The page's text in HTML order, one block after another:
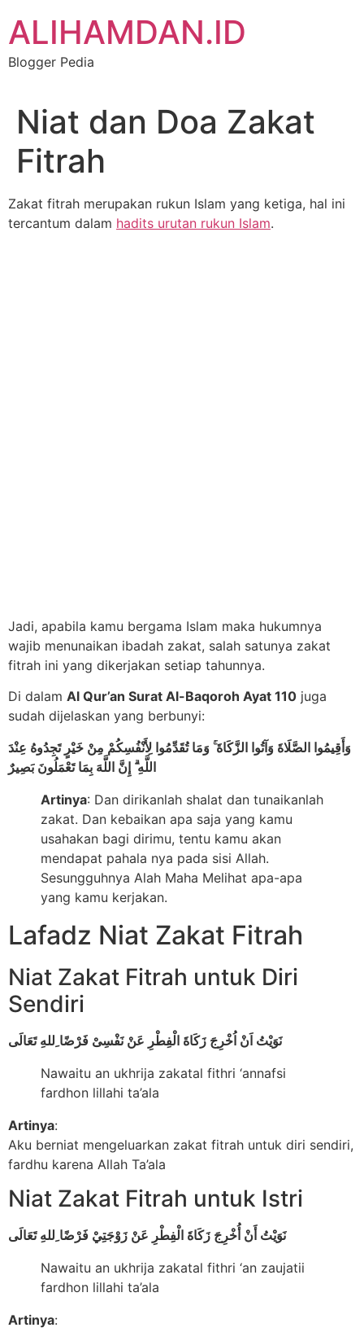
content
ALIHAMDAN.ID
Blogger Pedia
Niat dan Doa Zakat
Fitrah
Zakat fitrah merupakan rukun Islam yang ketiga, hal ini
tercantum dalam hadits urutan rukun Islam.
Jadi, apabila kamu bergama Islam maka hukumnya
wajib menunaikan ibadah zakat, salah satunya zakat
fitrah ini yang dikerjakan setiap tahunnya.
Di dalam Al Qur’an Surat Al-Baqoroh Ayat 110 juga
sudah dijelaskan yang berbunyi:
وَأَقِيمُوا الصَّلَاةَ وَآتُوا الزَّكَاةَ ۚ وَمَا تُقَدِّمُوا لِأَنْفُسِكُمْ مِنْ خَيْرٍ تَجِدُوهُ عِنْدَ
اللَّهِ ۗ إِنَّ اللَّهَ بِمَا تَعْمَلُونَ بَصِيرٌ
Artinya: Dan dirikanlah shalat dan tunaikanlah
zakat. Dan kebaikan apa saja yang kamu
usahakan bagi dirimu, tentu kamu akan
mendapat pahala nya pada sisi Allah.
Sesungguhnya Alah Maha Melihat apa-apa
yang kamu kerjakan.
Lafadz Niat Zakat Fitrah
Niat Zakat Fitrah untuk Diri
Sendiri
نَوَيْتُ اَنْ اُخْرِجَ زَكَاةَ الْفِطْرِ عَنْ نَفْسِىْ فَرْضًا ِللهِ تَعَالَى
Nawaitu an ukhrija zakatal fithri ‘annafsi
fardhon lillahi ta’ala
Artinya:
Aku berniat mengeluarkan zakat fitrah untuk diri sendiri,
fardhu karena Allah Ta’ala
Niat Zakat Fitrah untuk Istri
نَوَيْتُ أَنْ أُخْرِجَ زَكَاةَ الْفِطْرِ عَنْ زَوْجَتِيْ فَرْضًا ِللهِ تَعَالَى
Nawaitu an ukhrija zakatal fithri ‘an zaujatii
fardhon lillahi ta’ala
Artinya: